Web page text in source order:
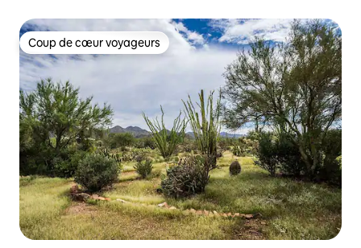
Coup de cœur voyageurs
Coup de cœur voyageurs